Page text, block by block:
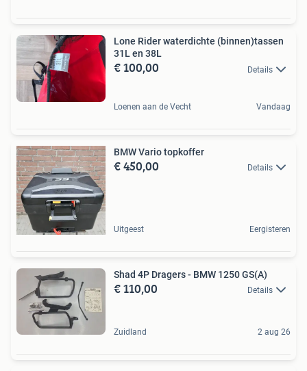
Lone Rider waterdichte (binnen)tassen
31L en 38L
€ 100,00 Details
Loenen aan de Vecht Vandaag
BMW Vario topkoffer
€ 450,00 Details
Uitgeest Eergisteren
Shad 4P Dragers - BMW 1250 GS(A)
€ 110,00 Details
Zuidland 2 aug 26